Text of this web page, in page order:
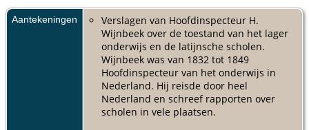
Putten
Kind -
Pieter
Johannes
Moll
feb 1836 -
Aantekeningen
Verslagen van Hoofdinspecteur H.
Wijnbeek over de toestand van het lager
onderwijs en de latijnsche scholen.
Wijnbeek was van 1832 tot 1849
Hoofdinspecteur van het onderwijs in
Nederland. Hij reisde door heel
Nederland en schreef rapporten over
scholen in vele plaatsen.